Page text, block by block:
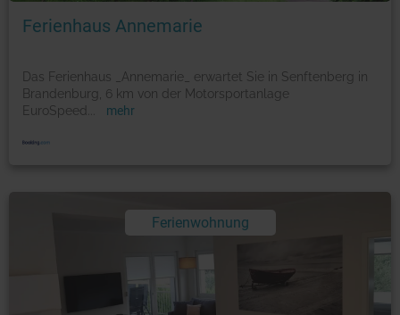
Ferienhaus Annemarie
Das Ferienhaus _Annemarie_ erwartet Sie in Senftenberg in
Brandenburg, 6 km von der Motorsportanlage
EuroSpeed
mehr
Ferienwohnung